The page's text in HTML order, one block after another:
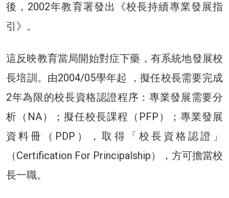
後，2002年教育署發出《校長持續專業發展指
引》。
這反映教育當局開始對症下藥，有系統地發展校
長培訓。由2004/05學年起 ，擬任校長需要完成
2年為限的校長資格認證程序：專業發展需要分
析（NA）；擬任校長課程（PFP）；專業發展
資料冊（PDP），取得「校長資格認證」
（Certification For Principalship），方可擔當校
長一職。